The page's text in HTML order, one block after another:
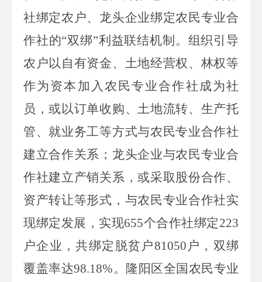
社绑定农户、龙头企业绑定农民专业合
作社的“双绑”利益联结机制。组织引导
农户以自有资金、土地经营权、林权等
作为资本加入农民专业合作社成为社
员，或以订单收购、土地流转、生产托
管、就业务工等方式与农民专业合作社
建立合作关系；龙头企业与农民专业合
作社建立产销关系，或采取股份合作、
资产转让等形式，与农民专业合作社实
现绑定发展，实现655个合作社绑定223
户企业，共绑定脱贫户81050 户，双绑
覆盖率达98.18%。隆阳区全国农民专业